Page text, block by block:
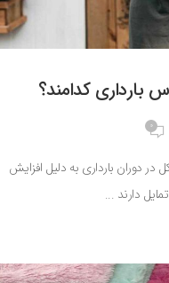
بارداری کدامند؟
0
دوران بارداری به دلیل افزایش
دارند ...